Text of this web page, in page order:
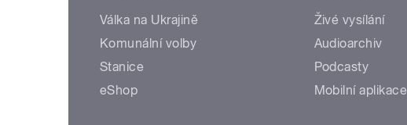
Válka na Ukrajině
Komunální volby
Stanice
eShop
Živé vysílání
Audioarchiv
Podcasty
Mobilní aplikace